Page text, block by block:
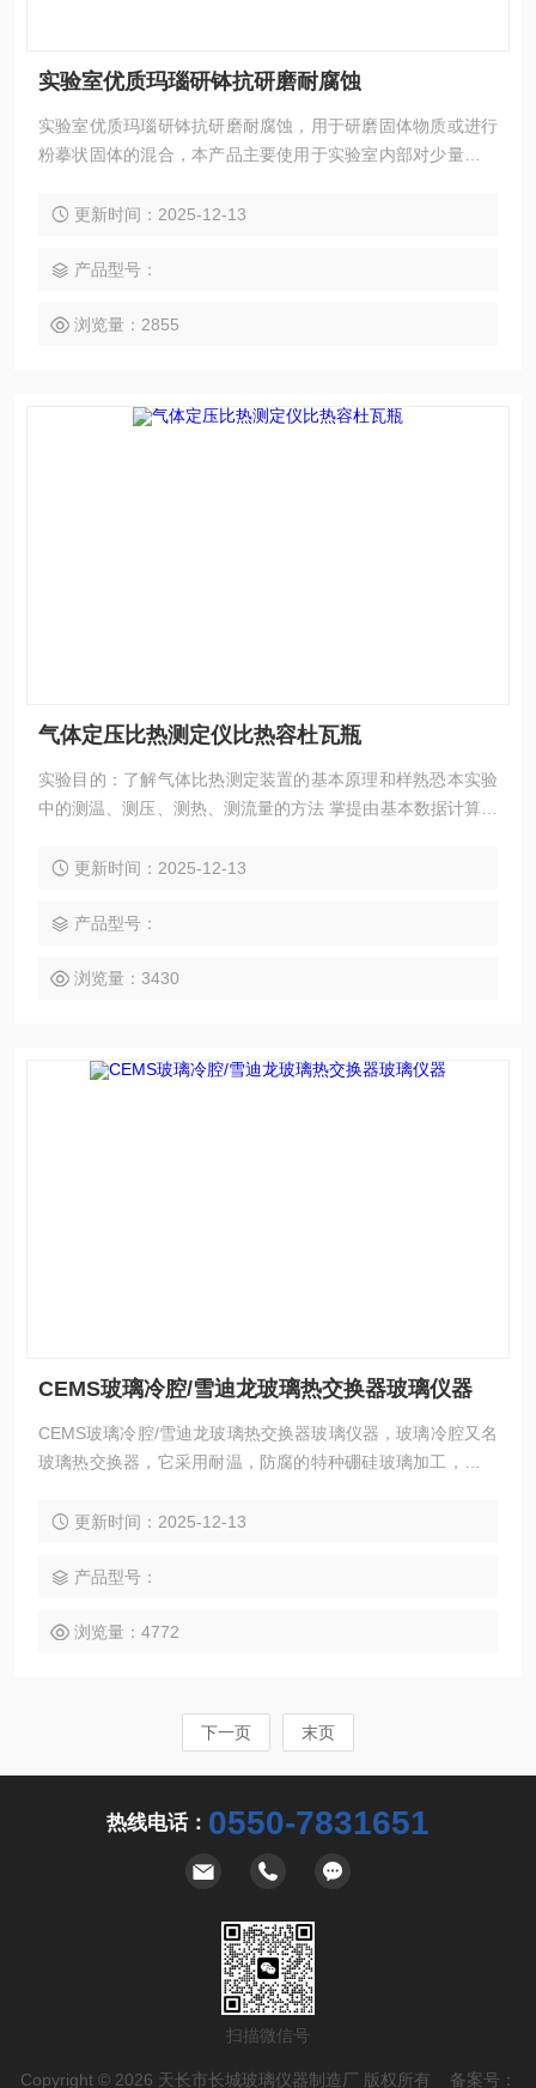
实验室优质玛瑙研钵抗研磨耐腐蚀
实验室优质玛瑙研钵抗研磨耐腐蚀，用于研磨固体物质或进行
粉摹状固体的混合，本产品主要使用于实验室内部对少量样本
更新时间：2025-12-13
产品型号：
浏览量：2855
气体定压比热测定仪比热容杜瓦瓶
实验目的：了解气体比热测定装置的基本原理和样熟恐本实验
中的测温、测压、测热、测流量的方法 掌提由基本数据计算出
更新时间：2025-12-13
产品型号：
浏览量：3430
CEMS玻璃冷腔/雪迪龙玻璃热交换器玻璃仪器
CEMS玻璃冷腔/雪迪龙玻璃热交换器玻璃仪器，玻璃冷腔又名
玻璃热交换器，它采用耐温，防腐的特种硼硅玻璃加工，上下
腐蚀、抗老化、阻力小
更新时间：2025-12-13
产品型号：
浏览量：4772
下一页 末页
热线电话： 0550-7831651
扫描微信号
Copyright © 2026 天长市长城玻璃仪器制造厂 版权所有 备案号：